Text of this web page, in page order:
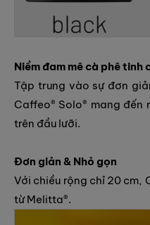
Niềm đam mê cà phê tinh
Tập trung vào sự đơn
Caffeo® Solo® mang
trên đầu lưỡi.
Đơn giản & Nhỏ gọn
Với chiều rộng chỉ 20 cm,
từ Melitta®.